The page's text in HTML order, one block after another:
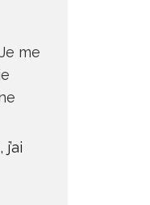
me